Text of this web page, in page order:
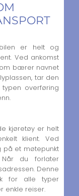
er helt og
Ved ankomst
bærer navnet
tar den
overføring
kjøretøy er helt
klient. Ved
på et møtepunkt
du forlater
Denne
for alle typer
enkle reiser.